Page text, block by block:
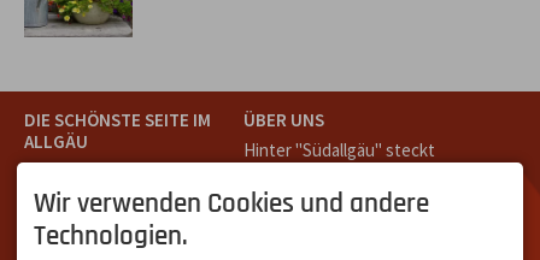
DIE SCHÖNSTE SEITE IM
ALLGÄU
Teil des Oberallgäus. Es
verbindet die Tourismus-
Destinationen Oberstdorf,
ÜBER UNS
Hinter "Südallgäu" steckt
Oberstdorf.
Unser Ziel ist ein attraktives
Wir verwenden Cookies und andere
Technologien.